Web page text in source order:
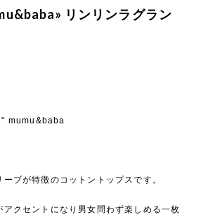
リンリンラグラン
mumu&baba
ブが特徴のコットントップスです。
アクセントになり男女問わず楽しめる一枚